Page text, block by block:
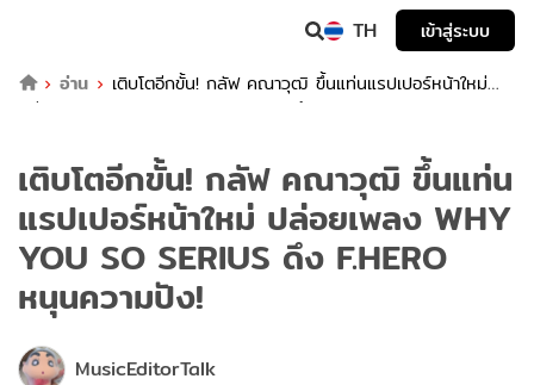
TH
เข้าสู่ระบบ
อ่าน
เติบโตอีกขั้น! กลัฟ คณาวุฒิ ขึ้นแท่นแรปเปอร์หน้าใหม่
ปล่อยเพลง WHY YOU SO SERIUS ดึง F.HERO หนุนความปัง!
เติบโตอีกขั้น! กลัฟ คณาวุฒิ ขึ้นแท่น
แรปเปอร์หน้าใหม่ ปล่อยเพลง WHY
YOU SO SERIUS ดึง F.HERO
หนุนความปัง!
MusicEditorTalk